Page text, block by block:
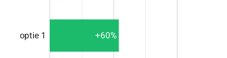
optie 1 +60%